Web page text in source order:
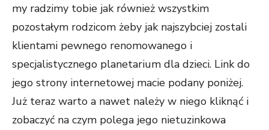
my radzimy tobie jak również wszystkim
pozostałym rodzicom żeby jak najszybciej zostali
klientami pewnego renomowanego i
specjalistycznego planetarium dla dzieci. Link do
jego strony internetowej macie podany poniżej.
Już teraz warto a nawet należy w niego kliknąć i
zobaczyć na czym polega jego nietuzinkowa